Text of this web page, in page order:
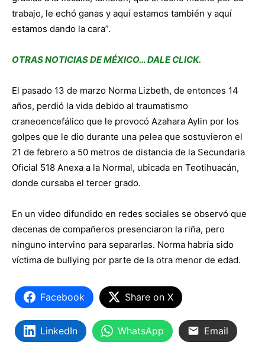
trabajo, le echó ganas y aquí estamos también y aquí
estamos dando la cara”.
OTRAS NOTICIAS DE MÉXICO… DALE CLICK.
El pasado 13 de marzo Norma Lizbeth, de entonces 14
años, perdió la vida debido al traumatismo
craneoencefálico que le provocó Azahara Aylin por los
golpes que le dio durante una pelea que sostuvieron el
21 de febrero a 50 metros de distancia de la Secundaria
Oficial 518 Anexa a la Normal, ubicada en Teotihuacán,
donde cursaba el tercer grado.
En un video difundido en redes sociales se observó que
decenas de compañeros presenciaron la riña, pero
ninguno intervino para separarlas. Norma habría sido
víctima de bullying por parte de la otra menor de edad.
Facebook Share on X
LinkedIn WhatsApp Email